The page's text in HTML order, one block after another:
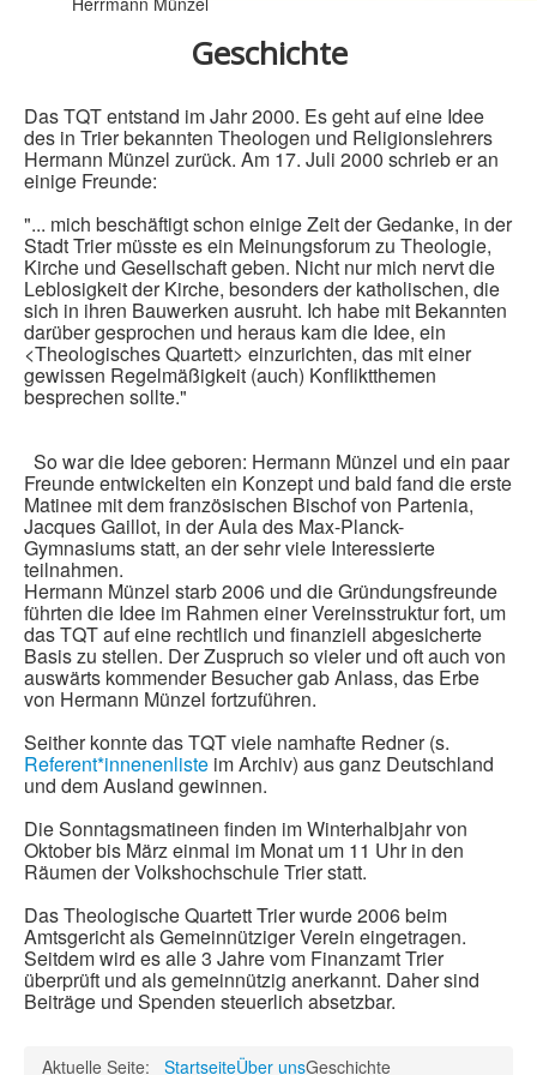
Geschichte
Das TQT entstand im Jahr 2000. Es geht auf eine Idee
des in Trier bekannten Theologen und Religionslehrers
Hermann Münzel zurück. Am 17. Juli 2000 schrieb er an
einige Freunde:
"... mich beschäftigt schon einige Zeit der Gedanke, in der
Stadt Trier müsste es ein Meinungsforum zu Theologie,
Kirche und Gesellschaft geben. Nicht nur mich nervt die
Leblosigkeit der Kirche, besonders der katholischen, die
sich in ihren Bauwerken ausruht. Ich habe mit Bekannten
darüber gesprochen und heraus kam die Idee, ein
<Theologisches Quartett> einzurichten, das mit einer
gewissen Regelmäßigkeit (auch) Konfliktthemen
besprechen sollte."
So war die Idee geboren: Hermann Münzel und ein paar
Freunde entwickelten ein Konzept und bald fand die erste
Matinee mit dem französischen Bischof von Partenia,
Jacques Gaillot, in der Aula des Max-Planck-
Gymnasiums statt, an der sehr viele Interessierte
teilnahmen.
Hermann Münzel starb 2006 und die Gründungsfreunde
führten die Idee im Rahmen einer Vereinsstruktur fort, um
das TQT auf eine rechtlich und finanziell abgesicherte
Basis zu stellen. Der Zuspruch so vieler und oft auch von
auswärts kommender Besucher gab Anlass, das Erbe
von Hermann Münzel fortzuführen.
Seither konnte das TQT viele namhafte Redner (s.
Referent*innenenliste im Archiv) aus ganz Deutschland
und dem Ausland gewinnen.
Die Sonntagsmatineen finden im Winterhalbjahr von
Oktober bis März einmal im Monat um 11 Uhr in den
Räumen der Volkshochschule Trier statt.
Das Theologische Quartett Trier wurde 2006 beim
Amtsgericht als Gemeinnütziger Verein eingetragen.
Seitdem wird es alle 3 Jahre vom Finanzamt Trier
überprüft und als gemeinnützig anerkannt. Daher sind
Beiträge und Spenden steuerlich absetzbar.
Aktuelle Seite: StartseiteÜber unsGeschichte